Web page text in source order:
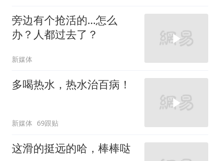
旁边有个抢活的…怎么
办？人都过去了？
新媒体
多喝热水，热水治百病！
新媒体 69跟贴
这滑的挺远的哈，棒棒哒